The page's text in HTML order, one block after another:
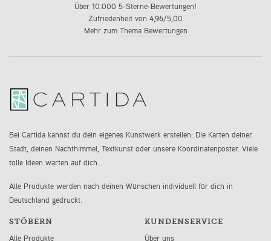
Über 10.000 5-Sterne-Bewertungen!
Zufriedenheit von 4,96/5,00
Mehr zum Thema Bewertungen
Bei Cartida kannst du dein eigenes Kunstwerk erstellen: Die Karten deiner
Stadt, deinen Nachthimmel, Textkunst oder unsere Koordinatenposter. Viele
tolle Ideen warten auf dich.
Alle Produkte werden nach deinen Wünschen individuell für dich in
Deutschland gedruckt.
STÖBERN
Alle Produkte
KUNDENSERVICE
Über uns